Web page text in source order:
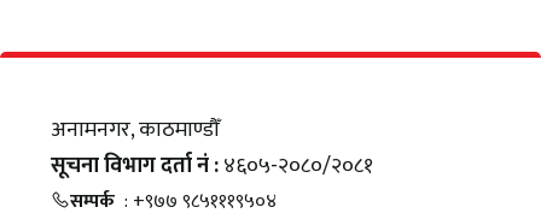
अनामनगर, काठमाण्डौँ
सूचना विभाग दर्ता नं :४६०५-२०८०/२०८१
सम्पर्क : +९७७ ९८५१११९५०४